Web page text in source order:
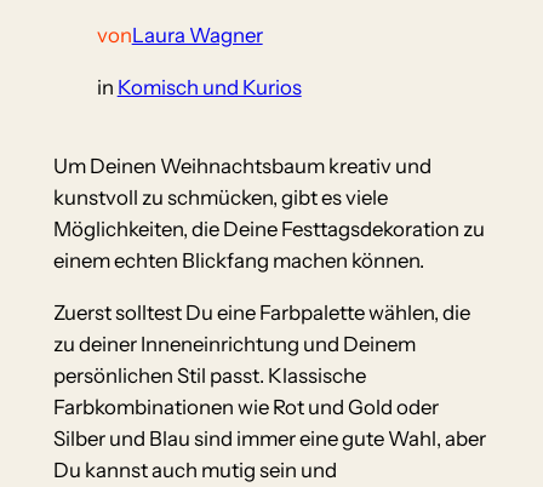
vonLaura Wagner
in Komisch und Kurios
Um Deinen Weihnachtsbaum kreativ und
kunstvoll zu schmücken, gibt es viele
Möglichkeiten, die Deine Festtagsdekoration zu
einem echten Blickfang machen können.
Zuerst solltest Du eine Farbpalette wählen, die
zu deiner Inneneinrichtung und Deinem
persönlichen Stil passt. Klassische
Farbkombinationen wie Rot und Gold oder
Silber und Blau sind immer eine gute Wahl, aber
Du kannst auch mutig sein und